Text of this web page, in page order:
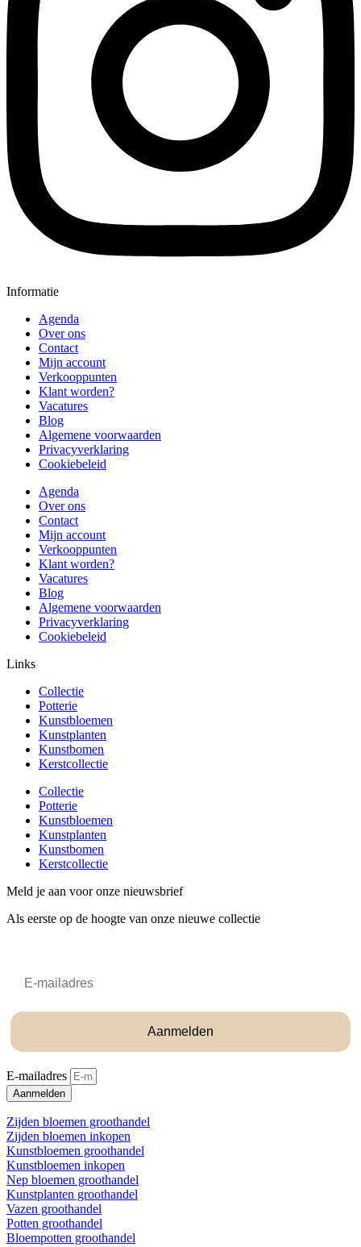
Informatie
Agenda
Over ons
Contact
Mijn account
Verkooppunten
Klant worden?
Vacatures
Blog
Algemene voorwaarden
Privacyverklaring
Cookiebeleid
Agenda
Over ons
Contact
Mijn account
Verkooppunten
Klant worden?
Vacatures
Blog
Algemene voorwaarden
Privacyverklaring
Cookiebeleid
Links
Collectie
Potterie
Kunstbloemen
Kunstplanten
Kunstbomen
Kerstcollectie
Collectie
Potterie
Kunstbloemen
Kunstplanten
Kunstbomen
Kerstcollectie
Meld je aan voor onze nieuwsbrief
Als eerste op de hoogte van onze nieuwe collectie
Aanmelden
E-mailadres
Aanmelden
Zijden bloemen groothandel
Zijden bloemen inkopen
Kunstbloemen groothandel
Kunstbloemen inkopen
Nep bloemen groothandel
Kunstplanten groothandel
Vazen groothandel
Potten groothandel
Bloempotten groothandel